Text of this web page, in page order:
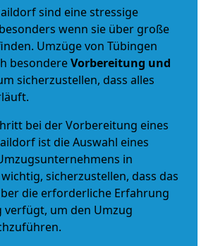
sind eine stressige
wenn sie über große
Umzüge von Tübingen
besondereVorbereitung und
sicherzustellen, dass alles
bei der Vorbereitung eines
ist die Auswahl eines
in
sicherzustellen, dass das
die erforderliche Erfahrung
verfügt, um den Umzug